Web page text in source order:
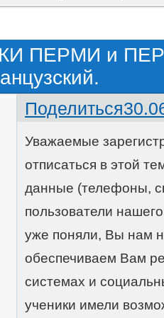
ПЕРМИ и
Поделиться
Уважаемые
отписаться в этой
данные (телефоны,
пользователи
уже поняли, Вы нам
обеспечиваем Вам
системах и
ученики имели